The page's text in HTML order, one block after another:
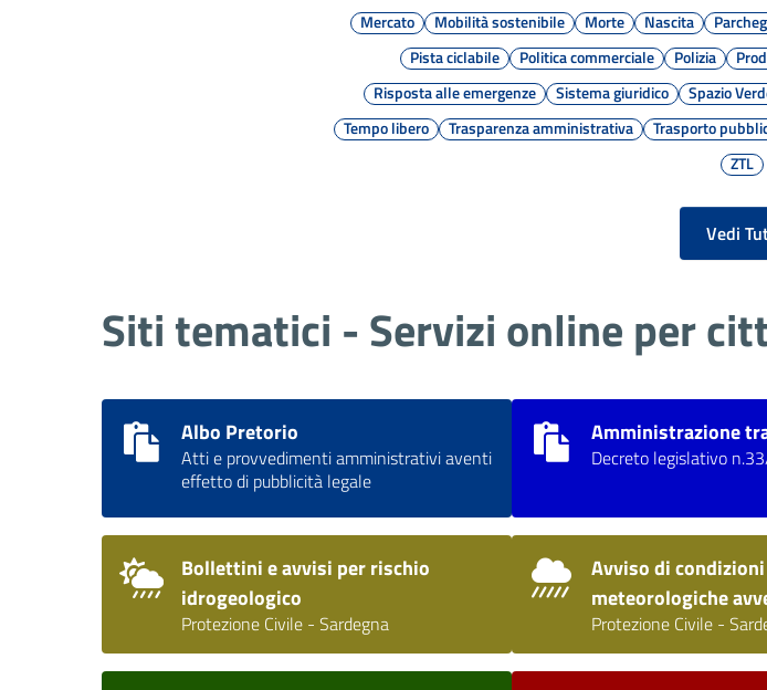
Mercato
Mobilità sostenibile Morte Nascita
Pista ciclabile
Politica commerciale Polizia
Risposta alle emergenze
Sistema giuridico Spazio
Tempo libero
Trasparenza amministrativa Trasporto
ZTL
Vedi
Siti tematici - Servizi online per
Albo Pretorio
Atti e provvedimenti amministrativi aventi
effetto di pubblicità legale
Amministrazione
Decreto legislativo
Bollettini e avvisi per rischio
idrogeologico
Protezione Civile - Sardegna
Avviso di condizioni
meteorologiche
Protezione Civile -